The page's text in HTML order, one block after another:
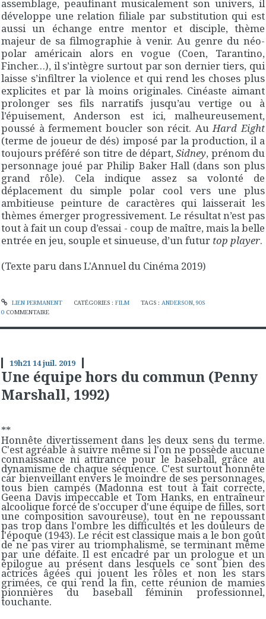
assemblage, peaufinant musicalement son univers, il
développe une relation filiale par substitution qui est
aussi un échange entre mentor et disciple, thème
majeur de sa filmographie à venir. Au genre du néo-
polar américain alors en vogue (Coen, Tarantino,
Fincher…), il s’intègre surtout par son dernier tiers, qui
laisse s’infiltrer la violence et qui rend les choses plus
explicites et par là moins originales. Cinéaste aimant
prolonger ses fils narratifs jusqu’au vertige ou à
l’épuisement, Anderson est ici, malheureusement,
poussé à fermement boucler son récit. AuHard Eight
(terme de joueur de dés) imposé par la production, il a
toujours préféré son titre de départ,Sidney, prénom du
personnage joué par Philip Baker Hall (dans son plus
grand rôle). Cela indique assez sa volonté de
déplacement du simple polar cool vers une plus
ambitieuse peinture de caractères qui laisserait les
thèmes émerger progressivement. Le résultat n’est pas
tout à fait un coup d’essai - coup de maître, mais la belle
entrée en jeu, souple et sinueuse, d’un futur top player.
(Texte paru dans L'Annuel du Cinéma 2019)
LIEN PERMANENT CATÉGORIES : FILM TAGS :ANDERSON,90S
0 COMMENTAIRE
19h2114juil. 2019
Une équipe hors du commun (Penny
Marshall, 1992)
**
Honnête divertissement dans les deux sens du terme.
C'est agréable à suivre même si l'on ne possède aucune
connaissance ni attirance pour le baseball, grâce au
dynamisme de chaque séquence. C'est surtout honnête
car bienveillant envers le moindre de ses personnages,
tous bien campés (Madonna est tout à fait correcte,
Geena Davis impeccable et Tom Hanks, en entraîneur
alcoolique forcé de s'occuper d'une équipe de filles, sort
une composition savoureuse), tout en ne repoussant
pas trop dans l'ombre les difficultés et les douleurs de
l'époque (1943). Le récit est classique mais a le bon goût
de ne pas virer au triomphalisme, se terminant même
par une défaite. Il est encadré par un prologue et un
épilogue au présent dans lesquels ce sont bien des
actrices âgées qui jouent les rôles et non les stars
grimées, ce qui rend la fin, cette réunion de mamies
pionnières du baseball féminin professionnel,
touchante.